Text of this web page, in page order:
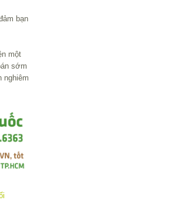
bạn
một
sớm
nghiêm